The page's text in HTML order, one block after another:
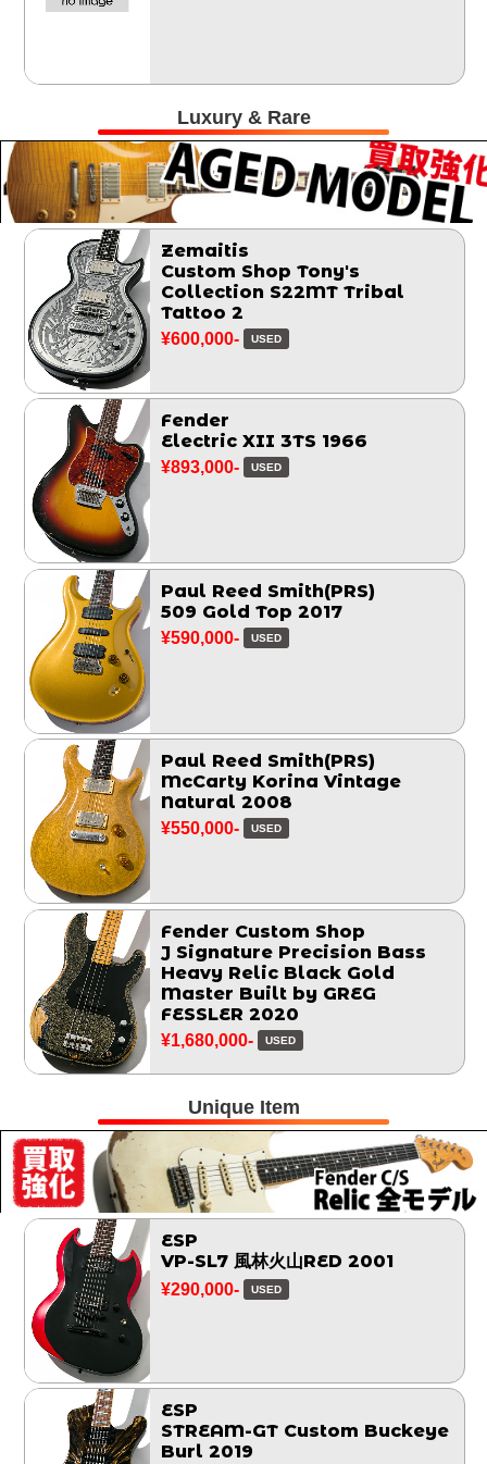
Luxury & Rare
Zemaitis
Custom Shop Tony's
Collection S22MT Tribal
Tattoo 2
¥600,000- USED
Fender
Electric XII 3TS 1966
¥893,000- USED
Paul Reed Smith(PRS)
509 Gold Top 2017
¥590,000- USED
Paul Reed Smith(PRS)
McCarty Korina Vintage
Natural 2008
¥550,000- USED
Fender Custom Shop
J Signature Precision Bass
Heavy Relic Black Gold
Master Built by GREG
FESSLER 2020
¥1,680,000- USED
Unique Item
ESP
VP-SL7 風林火山RED 2001
¥290,000- USED
ESP
STREAM-GT Custom Buckeye
Burl 2019